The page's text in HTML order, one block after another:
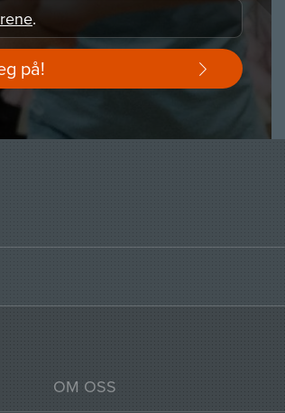
.
på!
OM OSS